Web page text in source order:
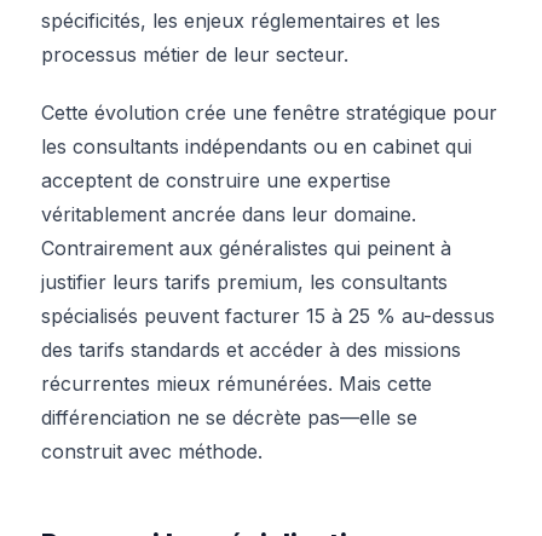
spécificités, les enjeux réglementaires et les
processus métier de leur secteur.
Cette évolution crée une fenêtre stratégique pour
les consultants indépendants ou en cabinet qui
acceptent de construire une expertise
véritablement ancrée dans leur domaine.
Contrairement aux généralistes qui peinent à
justifier leurs tarifs premium, les consultants
spécialisés peuvent facturer 15 à 25 % au-dessus
des tarifs standards et accéder à des missions
récurrentes mieux rémunérées. Mais cette
différenciation ne se décrète pas—elle se
construit avec méthode.